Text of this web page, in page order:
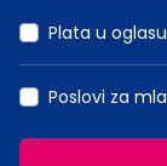
Plata u oglasu
Poslovi za